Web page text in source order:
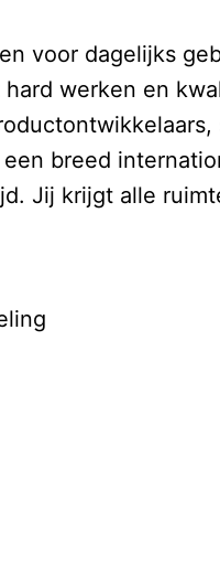
voor dagelijks
werken en
breed
Jij krijgt alle